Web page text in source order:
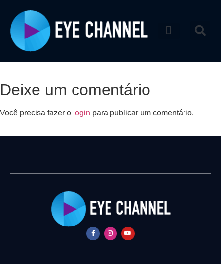
Deixe um comentário
Você precisa fazer o login para publicar um comentário.